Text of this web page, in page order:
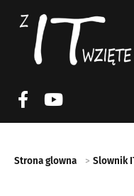
Strona glowna Slownik